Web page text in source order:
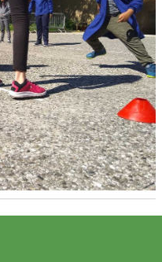
le nostre specificità"
anche in estate